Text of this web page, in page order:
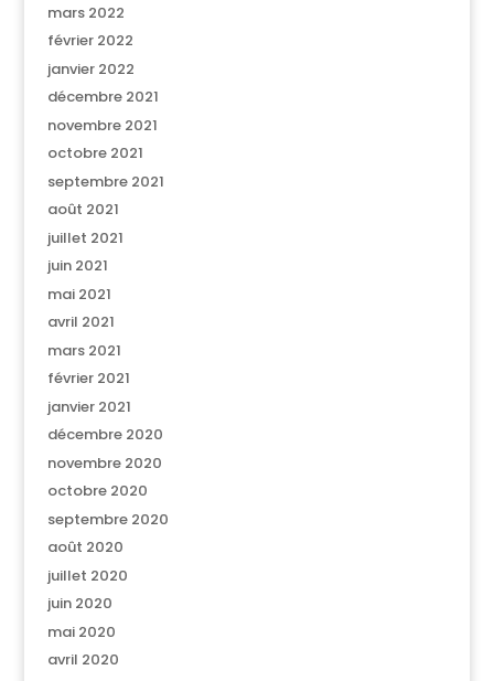
mars 2022
février 2022
janvier 2022
décembre 2021
novembre 2021
octobre 2021
septembre 2021
août 2021
juillet 2021
juin 2021
mai 2021
avril 2021
mars 2021
février 2021
janvier 2021
décembre 2020
novembre 2020
octobre 2020
septembre 2020
août 2020
juillet 2020
juin 2020
mai 2020
avril 2020